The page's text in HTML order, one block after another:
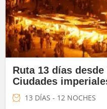
Ruta 13 días
Ciudades
13 DÍAS - 12 NOCHES